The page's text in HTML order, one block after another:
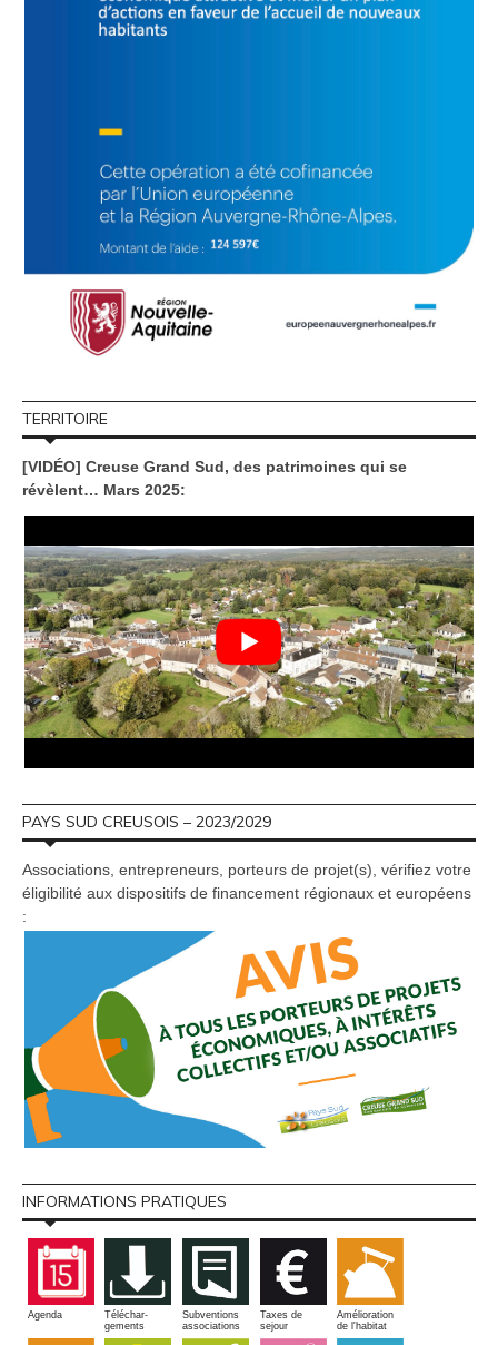
TERRITOIRE
[VIDÉO] Creuse Grand Sud, des patrimoines qui se
révèlent… Mars 2025:
PAYS SUD CREUSOIS – 2023/2029
Associations, entrepreneurs, porteurs de projet(s), vérifiez votre
éligibilité aux dispositifs de financement régionaux et européens
:
INFORMATIONS PRATIQUES
Agenda
Téléchar-
gements
Subventions
associations
Taxes de
sejour
Amélioration
de l'habitat